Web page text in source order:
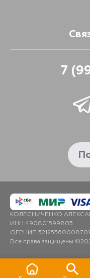
7
КОЛЕСНИЧЕНКО
ИНН 490801599803
ОГРНИП
Все права защищены